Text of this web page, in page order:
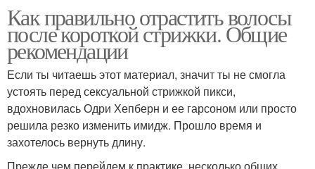
Как правильно отрастить волосы
после короткой стрижки. Общие
рекомендации
Если ты читаешь этот материал, значит ты не смогла
устоять перед сексуальной стрижкой пикси,
вдохновилась Одри Хепберн и ее гарсоном или просто
решила резко изменить имидж. Прошло время и
захотелось вернуть длину.
Прежде чем перейдем к практике, несколько общих